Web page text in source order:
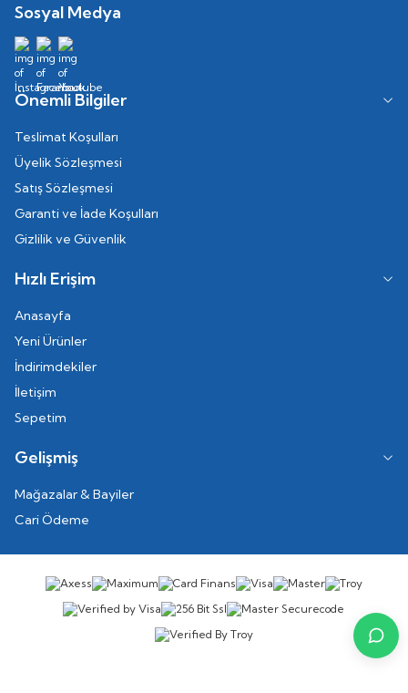
Sosyal Medya
Önemli Bilgiler
Teslimat Koşulları
Üyelik Sözleşmesi
Satış Sözleşmesi
Garanti ve İade Koşulları
Gizlilik ve Güvenlik
Hızlı Erişim
Anasayfa
Yeni Ürünler
İndirimdekiler
İletişim
Sepetim
Gelişmiş
Mağazalar & Bayiler
Cari Ödeme